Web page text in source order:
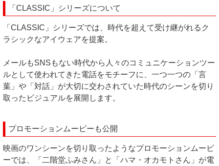
「CLASSIC」シリーズについて
「CLASSIC」シリーズでは、時代を超えて受け継がれるク
ラシックなアイウェアを提案。
メールもSNSもない時代から人々のコミュニケーションツー
ルとして使われてきた電話をモチーフに、一つ一つの「言
葉」や「対話」が大切に交わされていた時代のシーンを切り
取ったビジュアルを展開します。
プロモーションムービーも公開
映画のワンシーンを切り取ったようなプロモーションムービ
ーでは、「二階堂ふみさん」と「ハマ・オカモトさん」が電